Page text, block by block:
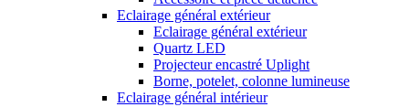
Eclairage général extérieur
Eclairage général extérieur
Quartz LED
Projecteur encastré Uplight
Borne, potelet, colonne lumineuse
Eclairage général intérieur